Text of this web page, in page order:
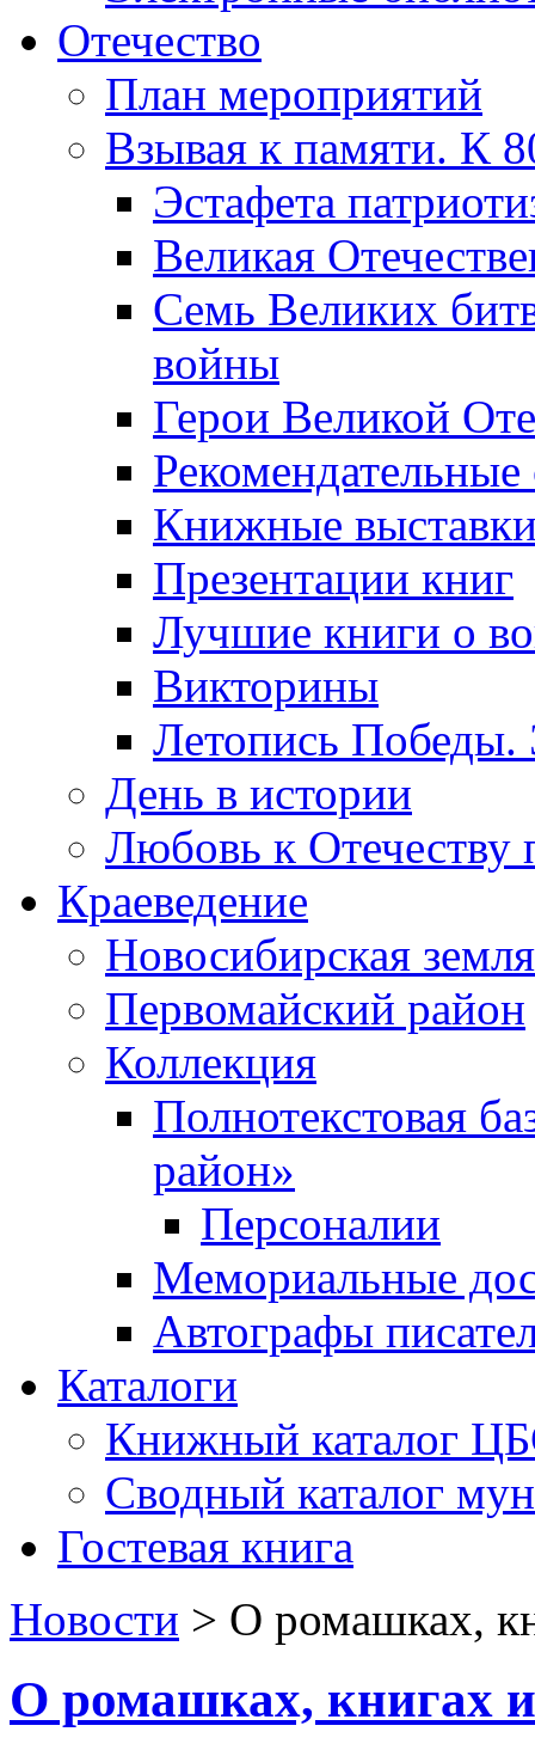
Отечество
План мероприятий
Взывая к памяти. К
Эcтафета
Великая
Семь Великих
войны
Герои Великой
Рекомендательные
Книжные
Презентации книг
Лучшие книги о
Викторины
Летопись Победы.
День в истории
Любовь к Отечеству
Краеведение
Новосибирская земля
Первомайский район
Коллекция
Полнотекстовая
район»
Персоналии
Мемориальные
Автографы
Каталоги
Книжный каталог
Сводный каталог
Гостевая книга
Новости > О ромашках,
О ромашках,